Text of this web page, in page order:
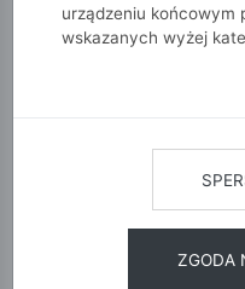
urządzeniu końcowym
wskazanych wyżej
ZGODA